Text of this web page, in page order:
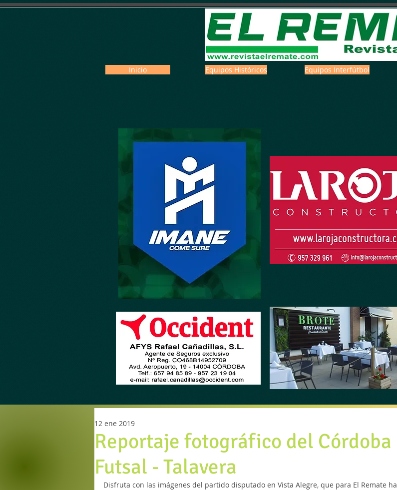
Inicio Equipos Históricos Equipos Interfútbol
Reportaje fotográfico del Córdoba
Futsal - Talavera
12 ene 2019
Disfruta con las imágenes del partido disputado en Vista Alegre, que para El Remate ha